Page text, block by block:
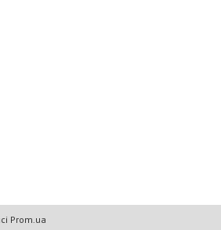
Prom.ua